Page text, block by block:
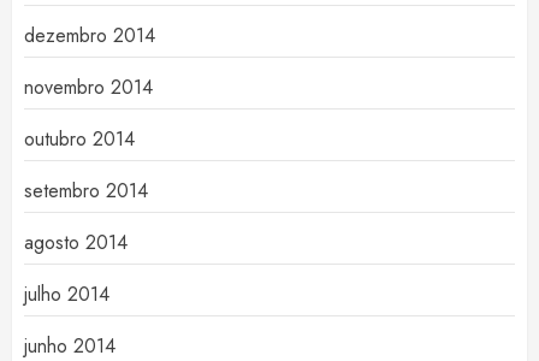
dezembro 2014
novembro 2014
outubro 2014
setembro 2014
agosto 2014
julho 2014
junho 2014